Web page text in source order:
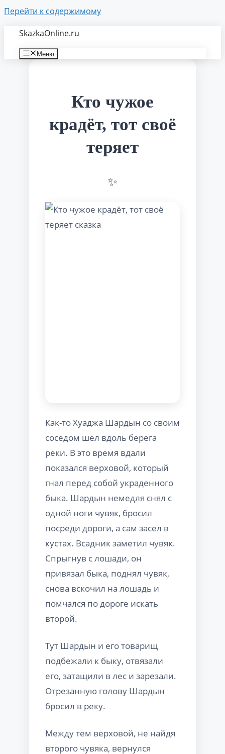
Перейти к содержимому
SkazkaOnline.ru
Меню
Кто чужое
крадёт, тот своё
теряет
Как-то Хуаджа Шардын со своим
соседом шел вдоль берега
реки. В это время вдали
показался верховой, который
гнал перед собой украденного
быка. Шардын немедля снял с
одной ноги чувяк, бросил
посреди дороги, а сам засел в
кустах. Всадник заметил чувяк.
Спрыгнув с лошади, он
привязал быка, поднял чувяк,
снова вскочил на лошадь и
помчался по дороге искать
второй.
Тут Шардын и его товарищ
подбежали к быку, отвязали
его, затащили в лес и зарезали.
Отрезанную голову Шардын
бросил в реку.
Между тем верховой, не найдя
второго чувяка, вернулся